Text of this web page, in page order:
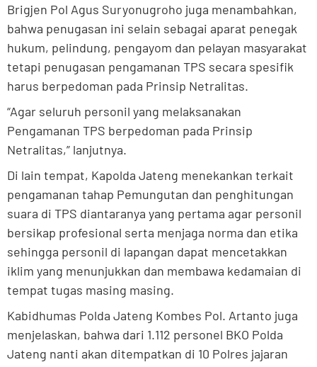
Brigjen Pol Agus Suryonugroho juga menambahkan,
bahwa penugasan ini selain sebagai aparat penegak
hukum, pelindung, pengayom dan pelayan masyarakat
tetapi penugasan pengamanan TPS secara spesifik
harus berpedoman pada Prinsip Netralitas.
“Agar seluruh personil yang melaksanakan
Pengamanan TPS berpedoman pada Prinsip
Netralitas,” lanjutnya.
Di lain tempat, Kapolda Jateng menekankan terkait
pengamanan tahap Pemungutan dan penghitungan
suara di TPS diantaranya yang pertama agar personil
bersikap profesional serta menjaga norma dan etika
sehingga personil di lapangan dapat mencetakkan
iklim yang menunjukkan dan membawa kedamaian di
tempat tugas masing masing.
Kabidhumas Polda Jateng Kombes Pol. Artanto juga
menjelaskan, bahwa dari 1.112 personel BKO Polda
Jateng nanti akan ditempatkan di 10 Polres jajaran